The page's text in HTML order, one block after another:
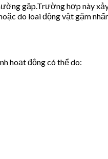
gặp.Trường hợp này
do loai động vật gặm
hoạt động có thể do: